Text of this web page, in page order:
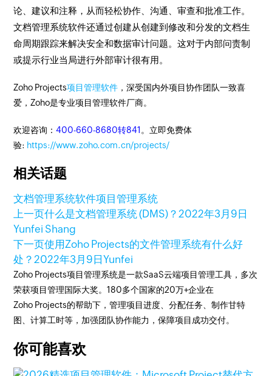
论、建议和注释，从而轻松协作、沟通、审查和批准工作。
文档管理系统软件还通过创建从创建到修改和分发的文档生
命周期跟踪来解决安全和数据审计问题。这对于内部问责制
或提示行业当局进行外部审计很有用。
Zoho Projects项目管理软件 ，深受国内外项目协作团队一致喜
爱，Zoho是专业项目管理软件厂商。
欢迎咨询：400-660-8680转841 。立即免费体
验: https://www.zoho.com.cn/projects/
相关话题
文档管理系统软件项目管理系统
上一页什么是文档管理系统 (DMS)？2022年3月9日
Yunfei Shang
下一页使用Zoho Projects的文件管理系统有什么好
处？2022年3月9日Yunfei
Zoho Projects项目管理系统是一款SaaS云端项目管理工具，多次
荣获项目管理国际大奖。180多个国家的20万+企业在
Zoho Projects的帮助下，管理项目进度、分配任务、制作甘特
图、计算工时等，加强团队协作能力，保障项目成功交付。
你可能喜欢